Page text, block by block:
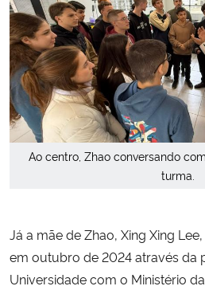
Ao centro, Zhao conversando
turma.
Já a mãe de Zhao, Xing Xing
em outubro de 2024 através da
Universidade com o Ministério